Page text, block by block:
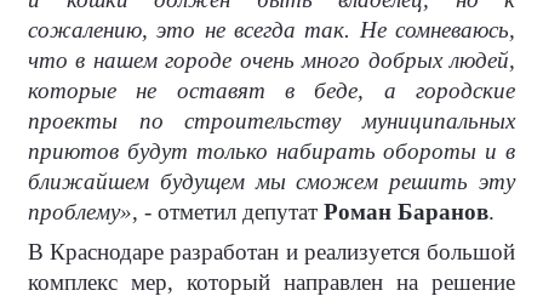
сожалению, это не всегда так. Не сомневаюсь,
что в нашем городе очень много добрых людей,
которые не оставят в беде, а городские
проекты по строительству муниципальных
приютов будут только набирать обороты и в
ближайшем будущем мы сможем решить эту
проблему», - отметил депутат Роман Баранов.
В Краснодаре разработан и реализуется большой
комплекс мер, который направлен на решение